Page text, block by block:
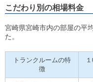
こだわり別の相場料金
宮崎県宮崎市内の部屋の平
た。
トランクルームの特
徴